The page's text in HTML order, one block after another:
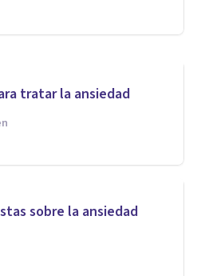
tratar la ansiedad
sobre la ansiedad